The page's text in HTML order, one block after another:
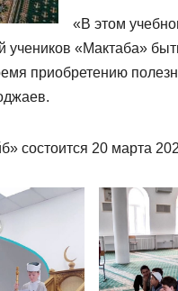
«В этом
учеников «Мактаба»
приобретению
состоится 20 марта